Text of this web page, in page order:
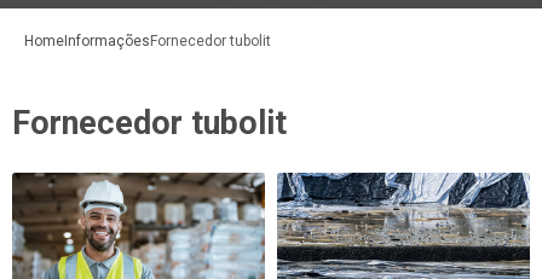
Home Informações Fornecedor tubolit
Fornecedor tubolit